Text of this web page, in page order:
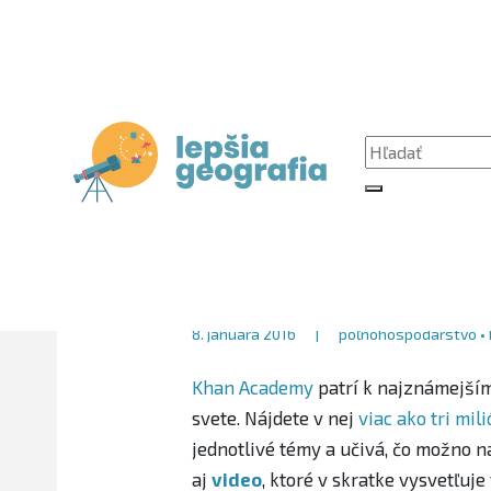
Hľadať:
Vznik
8. januára 2016 | poľnohospodárstvo •
Khan Academypatrí k
svete. Nájdete v nej viac ako tri
jednotlivé témy a učivá, čo možno
aj video, ktoré v skratke